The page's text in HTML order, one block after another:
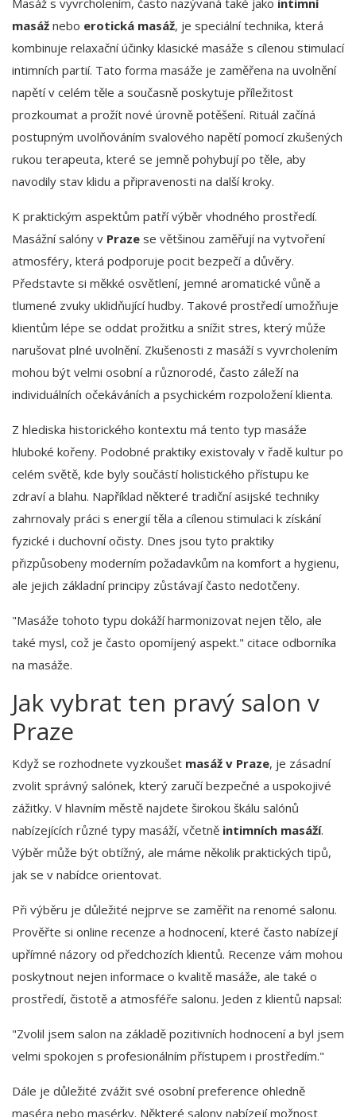
Masáž s vyvrcholením, často nazývaná také jako intimní
masáž nebo erotická masáž, je speciální technika, která
kombinuje relaxační účinky klasické masáže s cílenou stimulací
intimních partií. Tato forma masáže je zaměřena na uvolnění
napětí v celém těle a současně poskytuje příležitost
prozkoumat a prožít nové úrovně potěšení. Rituál začíná
postupným uvolňováním svalového napětí pomocí zkušených
rukou terapeuta, které se jemně pohybují po těle, aby
navodily stav klidu a připravenosti na další kroky.
K praktickým aspektům patří výběr vhodného prostředí.
Masážní salóny v Praze se většinou zaměřují na vytvoření
atmosféry, která podporuje pocit bezpečí a důvěry.
Představte si měkké osvětlení, jemné aromatické vůně a
tlumené zvuky uklidňující hudby. Takové prostředí umožňuje
klientům lépe se oddat prožitku a snížit stres, který může
narušovat plné uvolnění. Zkušenosti z masáží s vyvrcholením
mohou být velmi osobní a různorodé, často záleží na
individuálních očekáváních a psychickém rozpoložení klienta.
Z hlediska historického kontextu má tento typ masáže
hluboké kořeny. Podobné praktiky existovaly v řadě kultur po
celém světě, kde byly součástí holistického přístupu ke
zdraví a blahu. Například některé tradiční asijské techniky
zahrnovaly práci s energií těla a cílenou stimulaci k získání
fyzické i duchovní očisty. Dnes jsou tyto praktiky
přizpůsobeny moderním požadavkům na komfort a hygienu,
ale jejich základní principy zůstávají často nedotčeny.
"Masáže tohoto typu dokáží harmonizovat nejen tělo, ale
také mysl, což je často opomíjený aspekt." citace odborníka
na masáže.
Jak vybrat ten pravý salon v
Praze
Když se rozhodnete vyzkoušet masáž v Praze, je zásadní
zvolit správný salónek, který zaručí bezpečné a uspokojivé
zážitky. V hlavním městě najdete širokou škálu salónů
nabízejících různé typy masáží, včetně intimních masáží.
Výběr může být obtížný, ale máme několik praktických tipů,
jak se v nabídce orientovat.
Při výběru je důležité nejprve se zaměřit na renomé salonu.
Prověřte si online recenze a hodnocení, které často nabízejí
upřímné názory od předchozích klientů. Recenze vám mohou
poskytnout nejen informace o kvalitě masáže, ale také o
prostředí, čistotě a atmosféře salonu. Jeden z klientů napsal:
"Zvolil jsem salon na základě pozitivních hodnocení a byl jsem
velmi spokojen s profesionálním přístupem i prostředím."
Dále je důležité zvážit své osobní preference ohledně
maséra nebo masérky. Některé salony nabízejí možnost